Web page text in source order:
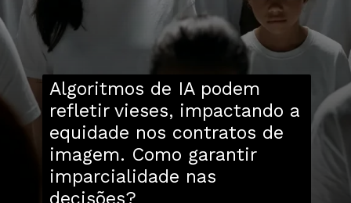
Algoritmos de IA podem
refletir vieses, impactando a
equidade nos contratos de
imagem. Como garantir
imparcialidade nas
decisões?